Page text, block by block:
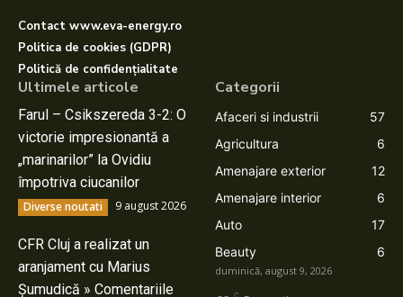
Contact www.eva-energy.ro
Politica de cookies (GDPR)
Politică de confidențialitate
Ultimele articole
Farul – Csikszereda 3-2: O
victorie impresionantă a
„marinarilor” la Ovidiu
împotriva ciucanilor
Diverse noutati 9 august 2026
CFR Cluj a realizat un
aranjament cu Marius
Șumudică » Comentariile
Categorii
Afaceri si industrii
57
Agricultura
6
Amenajare exterior
12
Amenajare interior
6
Auto
17
Beauty
6
duminică, august 9, 2026